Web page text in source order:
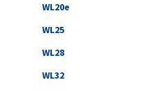
WL20e
WL25
WL28
WL32